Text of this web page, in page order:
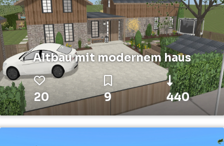
Altbau mit modernem haus
20 9 440